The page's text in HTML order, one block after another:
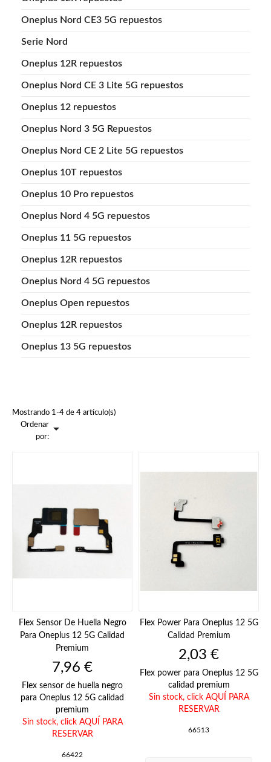
Oneplus Nord CE3 5G repuestos
Serie Nord
Oneplus 12R repuestos
Oneplus Nord CE 3 Lite 5G repuestos
Oneplus 12 repuestos
Oneplus Nord 3 5G Repuestos
Oneplus Nord CE 2 Lite 5G repuestos
Oneplus 10T repuestos
Oneplus 10 Pro repuestos
Oneplus Nord 4 5G repuestos
Oneplus 11 5G repuestos
Oneplus 12R repuestos
Oneplus Nord 4 5G repuestos
Oneplus Open repuestos
Oneplus 12R repuestos
Oneplus 13 5G repuestos
Mostrando 1-4 de 4 artículo(s)
Ordenar
por:

Flex Sensor De Huella Negro
Para Oneplus 12 5G Calidad
Premium
Precio
7,96 €
Flex sensor de huella negro
para Oneplus 12 5G calidad
premium
Sin stock, click AQUÍ PARA
RESERVAR
66422
Flex Power Para Oneplus 12 5G
Calidad Premium
Precio
2,03 €
Flex power para Oneplus 12 5G
calidad premium
Sin stock, click AQUÍ PARA
RESERVAR
66513